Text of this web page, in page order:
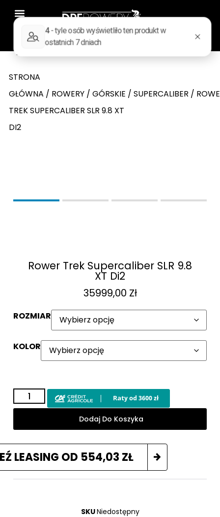
STRONA
GŁÓWNA / ROWERY/ GÓRSKIE / SUPERCALIBER /
TREK SUPERCALIBER SLR 9.8 XT
DI2
Rower Trek Supercaliber SLR 9.8
XT Di2
35999,00 Zł
ROZMIAR
KOLOR
Dodaj Do Koszyka
LEASING OD 554,03 ZŁ
SKUNiedostępny